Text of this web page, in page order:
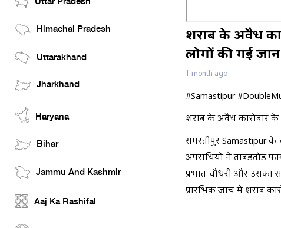
Himachal Pradesh
Uttarakhand
Jharkhand
Haryana
Bihar
Jammu And Kashmir
Aaj Ka Rashifal
शराब के अवैध
लोगों की गई जान
1 month ago
#Samastipur
शराब के अवैध कारोबार के
समस्तीपुर Samastipur के
अपराधियों ने ताबड़तोड़
प्रभात चौधरी और उसका
प्रारंभिक जांच में शराब